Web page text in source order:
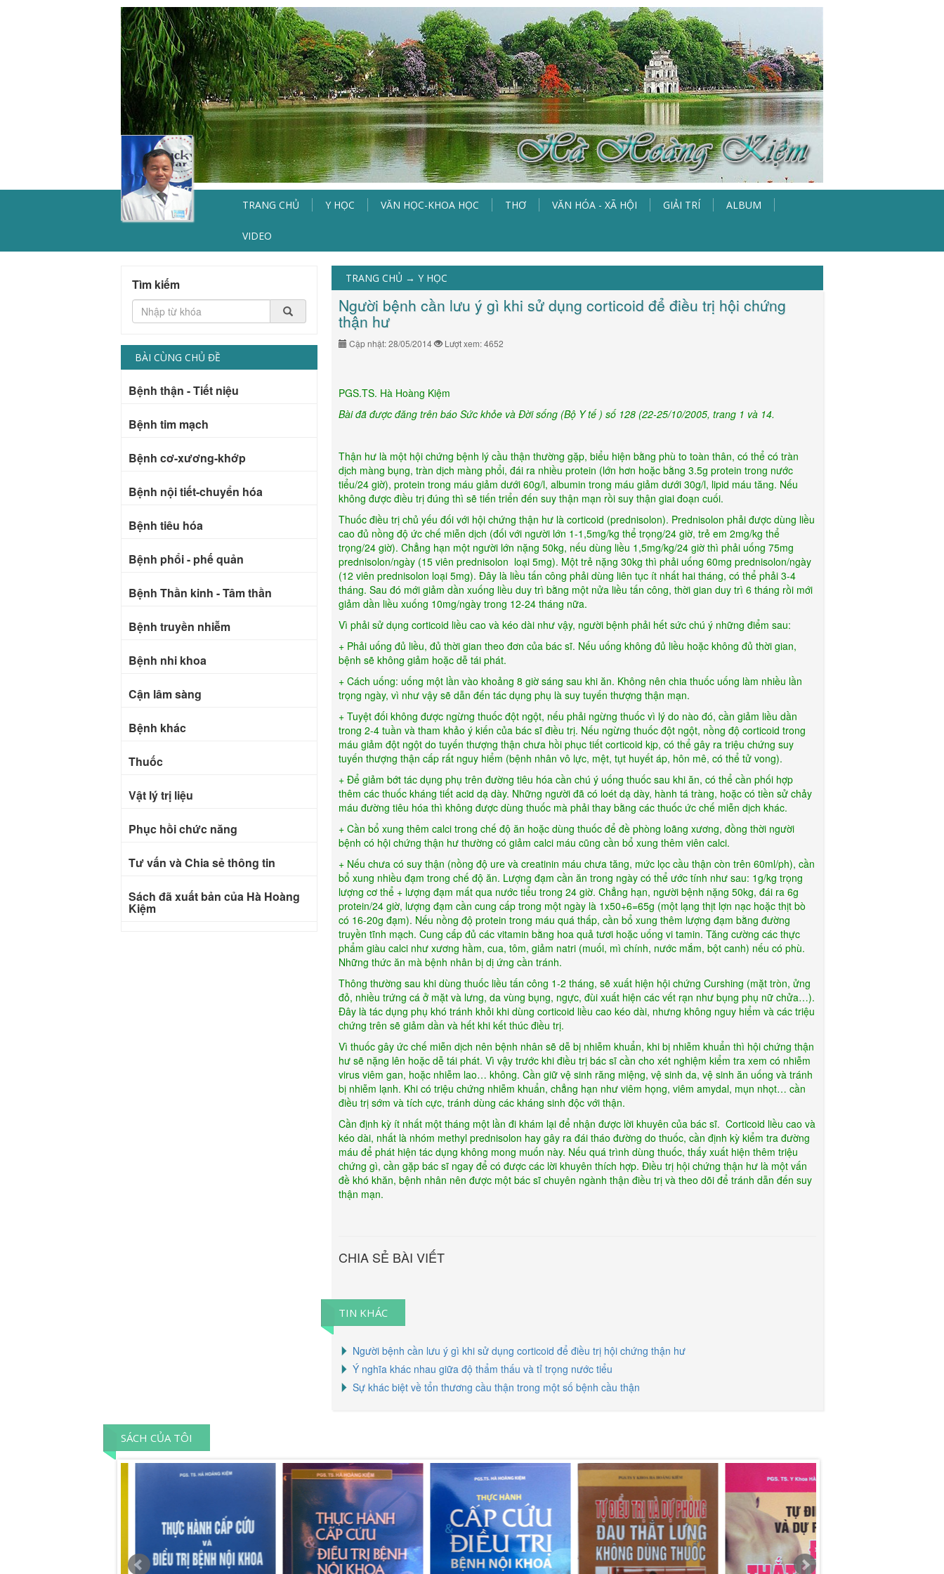
TRANG CHỦ Y HỌC VĂN HỌC-KHOA HỌC THƠ VĂN HÓA - XÃ HỘI GIẢI TRÍ ALBUM
VIDEO
TRANG CHỦ → Y HỌC
Người bệnh cần lưu ý gì khi sử dụng corticoid để điều trị hội chứng
thận hư
Cập nhật: 28/05/2014 Lượt xem: 4652
PGS.TS. Hà Hoàng Kiệm
Bài đã được đăng trên báo Sức khỏe và Đời sống (Bộ Y tế ) số 128 (22-25/10/2005, trang 1 và 14.
Thận hư là một hội chứng bệnh lý cầu thận thường gặp, biểu hiện bằng phù to toàn thân, có thể có tràn
dịch màng bụng, tràn dịch màng phổi, đái ra nhiều protein (lớn hơn hoặc bằng 3.5g protein trong nước
tiểu/24 giờ), protein trong máu giảm dưới 60g/l, albumin trong máu giảm dưới 30g/l, lipid máu tăng. Nếu
không được điều trị đúng thì sẽ tiến triển đến suy thận mạn rồi suy thận giai đoạn cuối.
Thuốc điều trị chủ yếu đối với hội chứng thận hư là corticoid (prednisolon). Prednisolon phải được dùng liều
cao đủ nồng độ ức chế miễn dịch (đối với người lớn 1-1,5mg/kg thể trọng/24 giờ, trẻ em 2mg/kg thể
trọng/24 giờ). Chẳng hạn một người lớn nặng 50kg, nếu dùng liều 1,5mg/kg/24 giờ thì phải uống 75mg
prednisolon/ngày (15 viên prednisolon loại 5mg). Một trẻ nặng 30kg thì phải uống 60mg prednisolon/ngày
(12 viên prednisolon loại 5mg). Đây là liều tấn công phải dùng liên tục ít nhất hai tháng, có thể phải 3-4
tháng. Sau đó mới giảm dần xuống liều duy trì bằng một nửa liều tấn công, thời gian duy trì 6 tháng rồi mới
giảm dần liều xuống 10mg/ngày trong 12-24 tháng nữa.
Vì phải sử dụng corticoid liều cao và kéo dài như vậy, người bệnh phải hết sức chú ý những điểm sau:
+ Phải uống đủ liều, đủ thời gian theo đơn của bác sĩ. Nếu uống không đủ liều hoặc không đủ thời gian,
bệnh sẽ không giảm hoặc dễ tái phát.
+ Cách uống: uống một lần vào khoảng 8 giờ sáng sau khi ăn. Không nên chia thuốc uống làm nhiều lần
trọng ngày, vì như vậy sẽ dẫn đến tác dụng phụ là suy tuyến thượng thận mạn.
+ Tuyệt đối không được ngừng thuốc đột ngột, nếu phải ngừng thuốc vì lý do nào đó, cần giảm liều dần
trong 2-4 tuần và tham khảo ý kiến của bác sĩ điều trị. Nếu ngừng thuốc đột ngột, nồng độ corticoid trong
máu giảm đột ngột do tuyến thượng thận chưa hồi phục tiết corticoid kịp, có thể gây ra triệu chứng suy
tuyến thượng thận cấp rất nguy hiểm (bệnh nhân vô lực, mệt, tụt huyết áp, hôn mê, có thể tử vong).
+ Để giảm bớt tác dụng phụ trên đường tiêu hóa cần chú ý uống thuốc sau khi ăn, có thể cần phối hợp
thêm các thuốc kháng tiết acid dạ dày. Những người đã có loét dạ dày, hành tá tràng, hoặc có tiền sử chảy
máu đường tiêu hóa thì không được dùng thuốc mà phải thay bằng các thuốc ức chế miễn dịch khác.
+ Cần bổ xung thêm calci trong chế độ ăn hoặc dùng thuốc để đề phòng loãng xương, đồng thời người
bệnh có hội chứng thận hư thường có giảm calci máu cũng cần bổ xung thêm viên calci.
+ Nếu chưa có suy thận (nồng độ ure và creatinin máu chưa tăng, mức lọc cầu thận còn trên 60ml/ph), cần
bổ xung nhiều đạm trong chế độ ăn. Lượng đạm cần ăn trong ngày có thể ước tính như sau: 1g/kg trọng
lượng cơ thể + lượng đạm mất qua nước tiểu trong 24 giờ. Chẳng hạn, người bệnh nặng 50kg, đái ra 6g
protein/24 giờ, lượng đạm cần cung cấp trong một ngày là 1x50+6=65g (một lạng thịt lợn nạc hoặc thịt bò
có 16-20g đạm). Nếu nồng độ protein trong máu quá thấp, cần bổ xung thêm lượng đạm bằng đường
truyền tĩnh mạch. Cung cấp đủ các vitamin bằng hoa quả tươi hoặc uống vi tamin. Tăng cường các thực
phẩm giàu calci như xương hầm, cua, tôm, giảm natri (muối, mì chính, nước mắm, bột canh) nếu có phù.
Những thức ăn mà bệnh nhân bị dị ứng cần tránh.
Thông thường sau khi dùng thuốc liều tấn công 1-2 tháng, sẽ xuất hiện hội chứng Curshing (mặt tròn, ửng
đỏ, nhiều trứng cá ở mặt và lưng, da vùng bụng, ngực, đùi xuất hiện các vết rạn như bụng phụ nữ chửa…).
Đây là tác dụng phụ khó tránh khỏi khi dùng corticoid liều cao kéo dài, nhưng không nguy hiểm và các triệu
chứng trên sẽ giảm dần và hết khi kết thúc điều trị.
Vì thuốc gây ức chế miễn dịch nên bệnh nhân sẽ dễ bị nhiễm khuẩn, khi bị nhiễm khuẩn thì hội chứng thận
hư sẽ nặng lên hoặc dễ tái phát. Vì vậy trước khi điều trị bác sĩ cần cho xét nghiệm kiểm tra xem có nhiễm
virus viêm gan, hoặc nhiễm lao… không. Cần giữ vệ sinh răng miệng, vệ sinh da, vệ sinh ăn uống và tránh
bị nhiễm lạnh. Khi có triệu chứng nhiễm khuẩn, chẳng hạn như viêm họng, viêm amydal, mụn nhọt… cần
điều trị sớm và tích cực, tránh dùng các kháng sinh độc với thận.
Cần định kỳ ít nhất một tháng một lần đi khám lại để nhận được lời khuyên của bác sĩ. Corticoid liều cao và
kéo dài, nhất là nhóm methyl prednisolon hay gây ra đái tháo đường do thuốc, cần định kỳ kiểm tra đường
máu để phát hiện tác dụng không mong muốn này. Nếu quá trình dùng thuốc, thấy xuất hiện thêm triệu
chứng gì, cần gặp bác sĩ ngay để có được các lời khuyên thích hợp. Điều trị hội chứng thận hư là một vấn
đề khó khăn, bệnh nhân nên được một bác sĩ chuyên ngành thận điều trị và theo dõi để tránh dẫn đến suy
thận mạn.
CHIA SẺ BÀI VIẾT
TIN KHÁC
Người bệnh cần lưu ý gì khi sử dụng corticoid để điều trị hội chứng thận hư
Ý nghĩa khác nhau giữa độ thẩm thấu và tỉ trọng nước tiểu
Sự khác biệt về tổn thương cầu thận trong một số bệnh cầu thận
Tìm kiếm
BÀI CÙNG CHỦ ĐỀ
Bệnh thận - Tiết niệu
Bệnh tim mạch
Bệnh cơ-xương-khớp
Bệnh nội tiết-chuyển hóa
Bệnh tiêu hóa
Bệnh phổi - phế quản
Bệnh Thần kinh - Tâm thần
Bệnh truyền nhiễm
Bệnh nhi khoa
Cận lâm sàng
Bệnh khác
Thuốc
Vật lý trị liệu
Phục hồi chức năng
Tư vấn và Chia sẻ thông tin
Sách đã xuất bản của Hà Hoàng
Kiệm
SÁCH CỦA TÔI